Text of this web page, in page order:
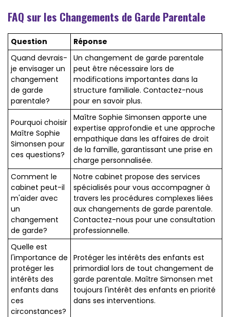
FAQ sur les Changements de Garde Parentale
Question
Réponse
Quand devrais-
je envisager un
changement
de garde
parentale?
Un changement de garde parentale
peut être nécessaire lors de
modifications importantes dans la
structure familiale. Contactez-nous
pour en savoir plus.
Pourquoi choisir
Maître Sophie
Simonsen pour
ces questions?
Maître Sophie Simonsen apporte une
expertise approfondie et une approche
empathique dans les affaires de droit
de la famille, garantissant une prise en
charge personnalisée.
Comment le
cabinet peut-il
m'aider avec
un
changement
de garde?
Notre cabinet propose des services
spécialisés pour vous accompagner à
travers les procédures complexes liées
aux changements de garde parentale.
Contactez-nous pour une consultation
professionnelle.
Quelle est
l'importance de
protéger les
intérêts des
enfants dans
ces
circonstances?
Protéger les intérêts des enfants est
primordial lors de tout changement de
garde parentale. Maître Simonsen met
toujours l'intérêt des enfants en priorité
dans ses interventions.